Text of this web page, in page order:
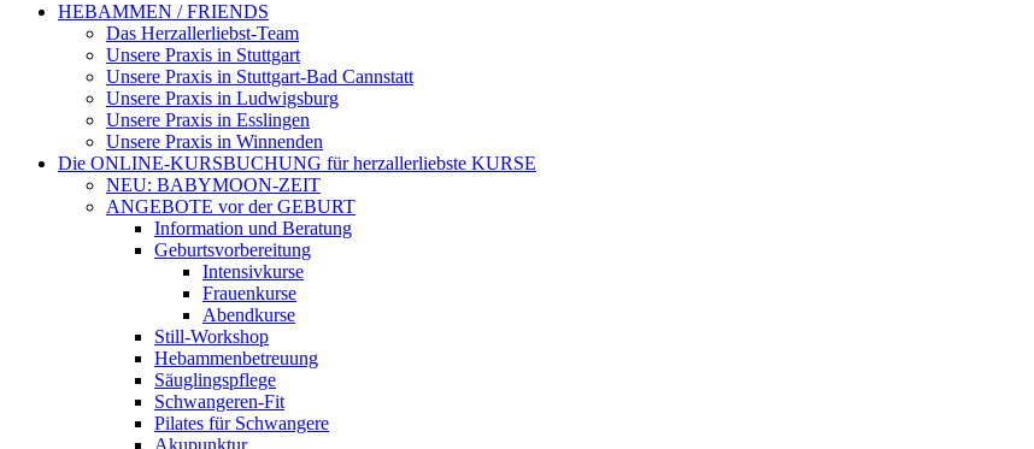
HEBAMMEN / FRIENDS
Das Herzallerliebst-Team
Unsere Praxis in Stuttgart
Unsere Praxis in Stuttgart-Bad Cannstatt
Unsere Praxis in Ludwigsburg
Unsere Praxis in Esslingen
Unsere Praxis in Winnenden
Die ONLINE-KURSBUCHUNG für herzallerliebste KURSE
NEU: BABYMOON-ZEIT
ANGEBOTE vor der GEBURT
Information und Beratung
Geburtsvorbereitung
Intensivkurse
Frauenkurse
Abendkurse
Still-Workshop
Hebammenbetreuung
Säuglingspflege
Schwangeren-Fit
Pilates für Schwangere
Akupunktur